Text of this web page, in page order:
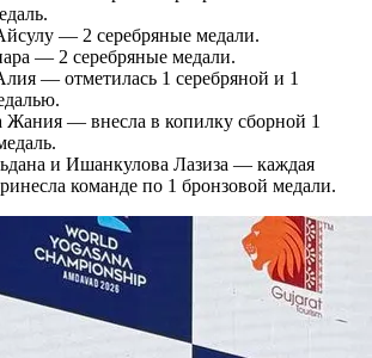
— 2 серебряные медали.
— 2 серебряные медали.
— отметилась 1 серебряной и 1
Жания — внесла в копилку сборной 1
и Ишанкулова Лазиза — каждая
команде по 1 бронзовой медали.